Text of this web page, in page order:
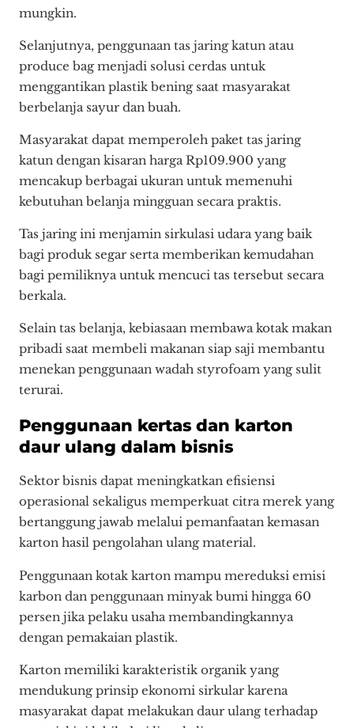
mungkin.
Selanjutnya, penggunaan tas jaring katun atau
produce bag menjadi solusi cerdas untuk
menggantikan plastik bening saat masyarakat
berbelanja sayur dan buah.
Masyarakat dapat memperoleh paket tas jaring
katun dengan kisaran harga Rp109.900 yang
mencakup berbagai ukuran untuk memenuhi
kebutuhan belanja mingguan secara praktis.
Tas jaring ini menjamin sirkulasi udara yang baik
bagi produk segar serta memberikan kemudahan
bagi pemiliknya untuk mencuci tas tersebut secara
berkala.
Selain tas belanja, kebiasaan membawa kotak makan
pribadi saat membeli makanan siap saji membantu
menekan penggunaan wadah styrofoam yang sulit
terurai.
Penggunaan kertas dan karton
daur ulang dalam bisnis
Sektor bisnis dapat meningkatkan efisiensi
operasional sekaligus memperkuat citra merek yang
bertanggung jawab melalui pemanfaatan kemasan
karton hasil pengolahan ulang material.
Penggunaan kotak karton mampu mereduksi emisi
karbon dan penggunaan minyak bumi hingga 60
persen jika pelaku usaha membandingkannya
dengan pemakaian plastik.
Karton memiliki karakteristik organik yang
mendukung prinsip ekonomi sirkular karena
masyarakat dapat melakukan daur ulang terhadap